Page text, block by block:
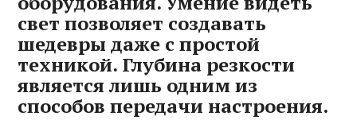
свет позволяет создавать
шедевры даже с простой
техникой. Глубина резкости
является лишь одним из
способов передачи настроения.